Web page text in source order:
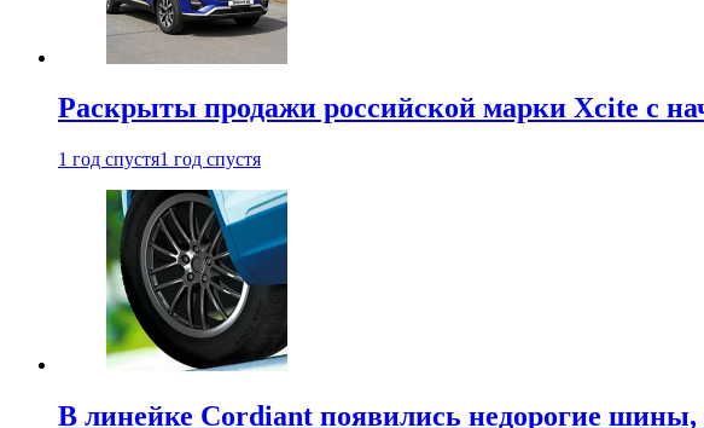
Раскрыты продажи российской марки Xcite с
1 год спустя1 год спустя
В линейке Cordiant появились недорогие